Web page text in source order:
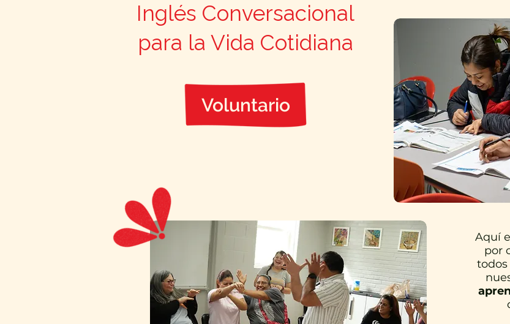
Voluntario
Inglés Conversacional
para la Vida Cotidiana
Aquí
por